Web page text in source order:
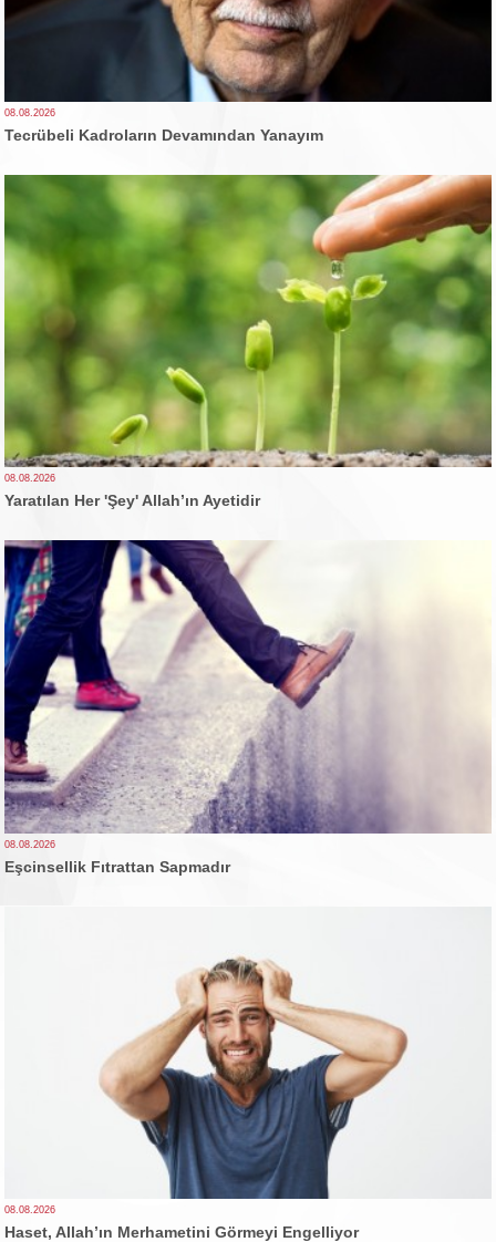
08.08.2026
Tecrübeli Kadroların Devamından Yanayım
08.08.2026
Yaratılan Her 'Şey' Allah’ın Ayetidir
08.08.2026
Eşcinsellik Fıtrattan Sapmadır
08.08.2026
Haset, Allah’ın Merhametini Görmeyi Engelliyor